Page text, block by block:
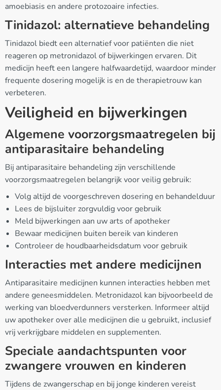
amoebiasis en andere protozoaire infecties.
Tinidazol: alternatieve behandeling
Tinidazol biedt een alternatief voor patiënten die niet
reageren op metronidazol of bijwerkingen ervaren. Dit
medicijn heeft een langere halfwaardetijd, waardoor minder
frequente dosering mogelijk is en de therapietrouw kan
verbeteren.
Veiligheid en bijwerkingen
Algemene voorzorgsmaatregelen bij
antiparasitaire behandeling
Bij antiparasitaire behandeling zijn verschillende
voorzorgsmaatregelen belangrijk voor veilig gebruik:
Volg altijd de voorgeschreven dosering en behandelduur
Lees de bijsluiter zorgvuldig voor gebruik
Meld bijwerkingen aan uw arts of apotheker
Bewaar medicijnen buiten bereik van kinderen
Controleer de houdbaarheidsdatum voor gebruik
Interacties met andere medicijnen
Antiparasitaire medicijnen kunnen interacties hebben met
andere geneesmiddelen. Metronidazol kan bijvoorbeeld de
werking van bloedverdunners versterken. Informeer altijd
uw apotheker over alle medicijnen die u gebruikt, inclusief
vrij verkrijgbare middelen en supplementen.
Speciale aandachtspunten voor
zwangere vrouwen en kinderen
Tijdens de zwangerschap en bij jonge kinderen vereist